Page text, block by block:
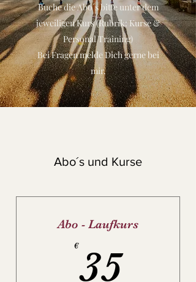
Buche die Abo´s bitte unter dem
jeweiligen Kurs (Rubrik: Kurse &
Personal Training)
Bei Fragen melde Dich gerne bei
mir.
Abo´s und Kurse
Abo - Laufkurs
€3535€